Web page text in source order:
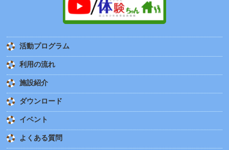
活動プログラム
利用の流れ
施設紹介
ダウンロード
イベント
よくある質問